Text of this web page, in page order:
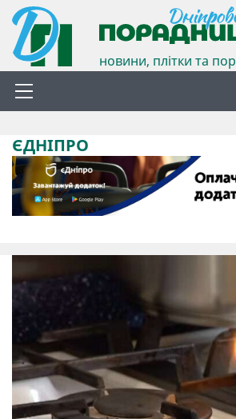
новини, плітки та
ЄДНІПРО